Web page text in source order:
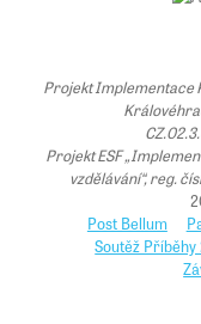
Projekt Implementace
Projekt ESF
vzdělávání“, reg.
Post Bellum
Soutěž